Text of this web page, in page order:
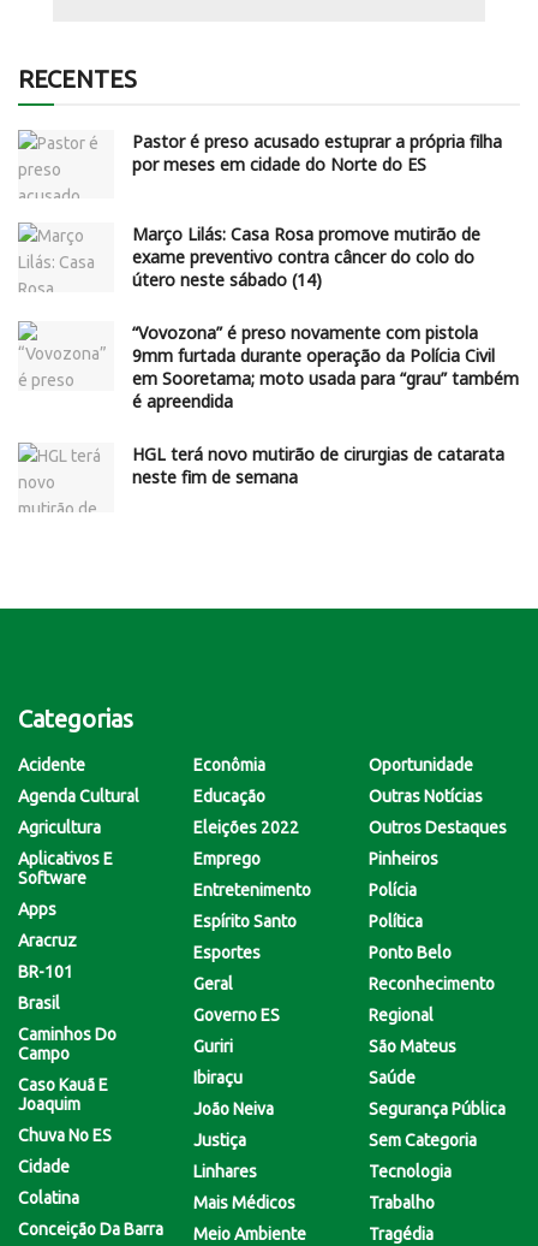
RECENTES
Pastor é preso acusado estuprar a própria filha
por meses em cidade do Norte do ES
Março Lilás: Casa Rosa promove mutirão de
exame preventivo contra câncer do colo do
útero neste sábado (14)
“Vovozona” é preso novamente com pistola
9mm furtada durante operação da Polícia Civil
em Sooretama; moto usada para “grau” também
é apreendida
HGL terá novo mutirão de cirurgias de catarata
neste fim de semana
Categorias
Acidente
Agenda Cultural
Agricultura
Aplicativos E
Software
Apps
Aracruz
BR-101
Brasil
Caminhos Do
Campo
Caso Kauã E
Joaquim
Chuva No ES
Cidade
Colatina
Conceição Da Barra
Econômia
Educação
Eleições 2022
Emprego
Entretenimento
Espírito Santo
Esportes
Geral
Governo ES
Guriri
Ibiraçu
João Neiva
Justiça
Linhares
Mais Médicos
Meio Ambiente
Oportunidade
Outras Notícias
Outros Destaques
Pinheiros
Polícia
Política
Ponto Belo
Reconhecimento
Regional
São Mateus
Saúde
Segurança Pública
Sem Categoria
Tecnologia
Trabalho
Tragédia